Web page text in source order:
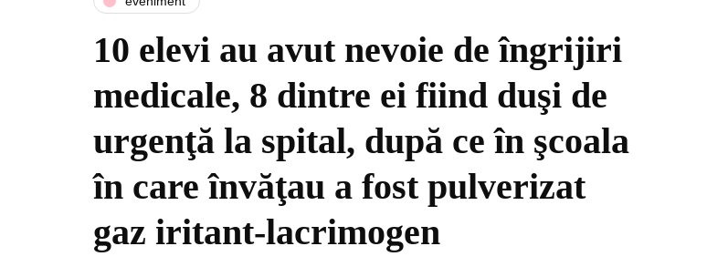
10 elevi au avut nevoie de îngrijiri
medicale, 8 dintre ei fiind duşi de
urgenţă la spital, după ce în şcoala
în care învăţau a fost pulverizat
gaz iritant-lacrimogen